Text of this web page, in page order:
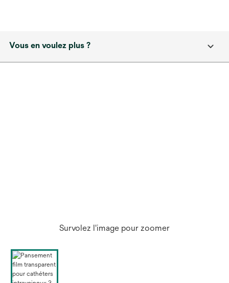
Vous en voulez plus ?
Survolez l'image pour zoomer